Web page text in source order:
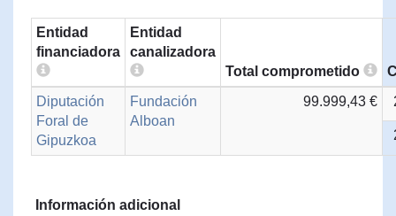
Entidad
financiadora
Entidad
canalizadora
Total comprometido
Diputación
Foral de
Gipuzkoa
Fundación
Alboan
99.999,43 €
Información adicional